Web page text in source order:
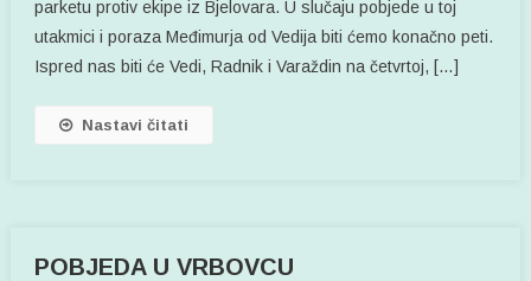
parketu protiv ekipe iz Bjelovara. U slučaju pobjede u toj
utakmici i poraza Međimurja od Vedija biti ćemo konačno peti.
Ispred nas biti će Vedi, Radnik i Varaždin na četvrtoj, […]
Nastavi čitati
POBJEDA U VRBOVCU